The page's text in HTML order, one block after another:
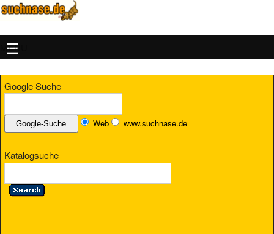
MENU
Google Suche
Web www.suchnase.de
Katalogsuche